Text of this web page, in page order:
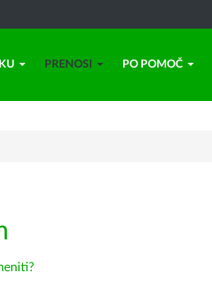
PRENOSI PO POMOČ